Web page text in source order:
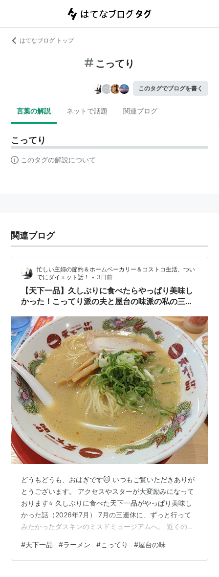
はてなブログ トップ
こってり
このタグでブログを書く
言葉の解説 ネットで話題 関連ブログ
こってり
このタグの解説について
関連ブログ
忙しい主婦の節約＆ホームベーカリー＆コストコ生活、つい
でにダイエット話！
• 3日前
【天下一品】久しぶりに食べたらやっぱり美味し
かった！こってり派の夫と屋台の味派の私の三連
どうもどうも、おはぎです🐱 いつもご覧いただきありが
とうございます。 アクセスやスターが大変励みになって
おります⭐ 久しぶりに食べた天下一品がやっぱり美味し
かった話（2026年7月） 7月の三連休に、ずっと行って
みたかったダスキンのミスドミュージアムへ。 近くの駐
下一品ある！！」 天下一品に目がない夫は、 迷わず
「今日のお昼はここで食べよう！」と大はしゃぎ。 兵庫
#天下一品 #ラーメン #こってり #屋台の味